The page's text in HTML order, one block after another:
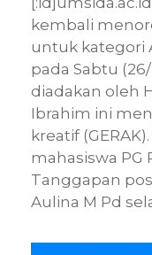
kembali
untuk kategori
pada Sabtu
diadakan oleh
Ibrahim ini
kreatif
mahasiswa PG
Tanggapan
Aulina M Pd